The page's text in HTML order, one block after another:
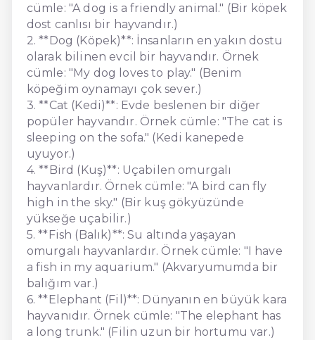
cümle: "A dog is a friendly animal." (Bir köpek
dost canlısı bir hayvandır.)
2. **Dog (Köpek)**: İnsanların en yakın dostu
olarak bilinen evcil bir hayvandır. Örnek
cümle: "My dog loves to play." (Benim
köpeğim oynamayı çok sever.)
3. **Cat (Kedi)**: Evde beslenen bir diğer
popüler hayvandır. Örnek cümle: "The cat is
sleeping on the sofa." (Kedi kanepede
uyuyor.)
4. **Bird (Kuş)**: Uçabilen omurgalı
hayvanlardır. Örnek cümle: "A bird can fly
high in the sky." (Bir kuş gökyüzünde
yükseğe uçabilir.)
5. **Fish (Balık)**: Su altında yaşayan
omurgalı hayvanlardır. Örnek cümle: "I have
a fish in my aquarium." (Akvaryumumda bir
balığım var.)
6. **Elephant (Fil)**: Dünyanın en büyük kara
hayvanıdır. Örnek cümle: "The elephant has
a long trunk." (Filin uzun bir hortumu var.)